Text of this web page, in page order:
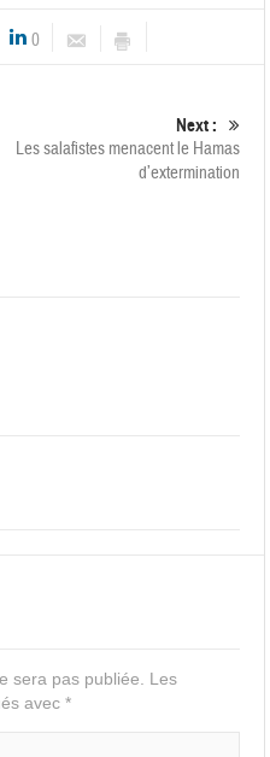
0
Next :
Les salafistes menacent le Hamas
d’extermination
sera pas publiée.
Les
avec*